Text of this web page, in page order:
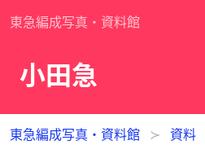
東急編成写真・資料館
小田急
東急編成写真・資料館 資料